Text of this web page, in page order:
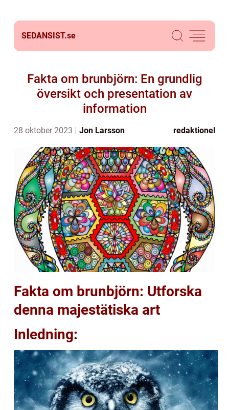
SEDANSIST.se
Fakta om brunbjörn: En grundlig
översikt och presentation av
information
28 oktober 2023 Jon Larsson redaktionel
Fakta om brunbjörn: Utforska
denna majestätiska art
Inledning: